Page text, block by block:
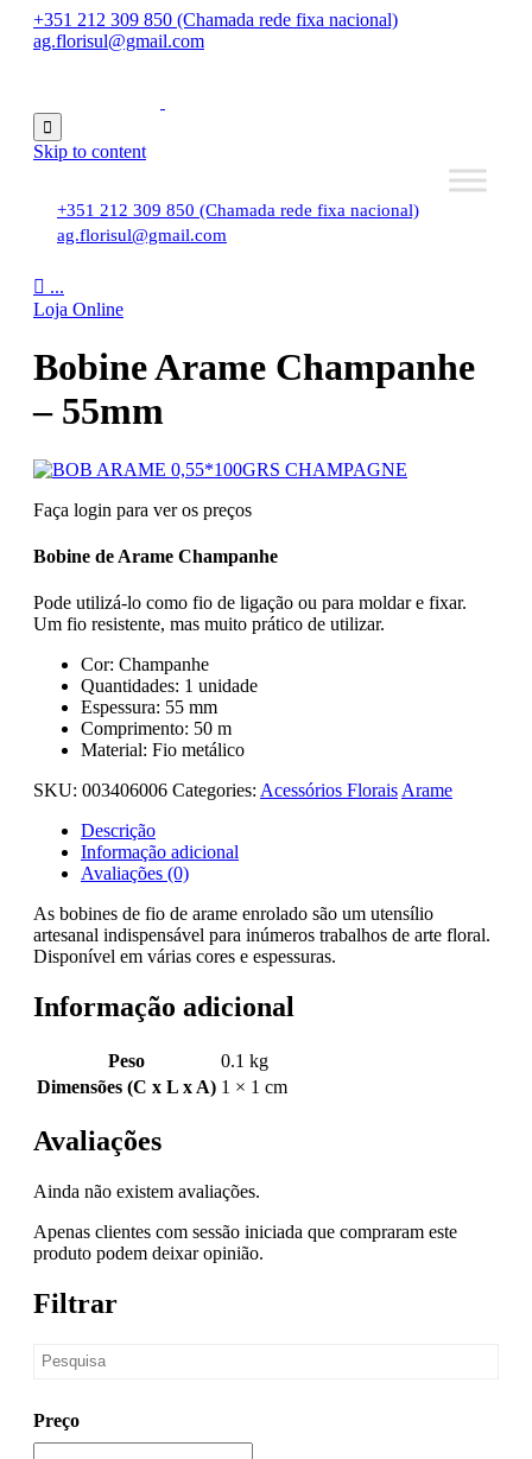
+351 212 309 850 (Chamada rede fixa nacional)
ag.florisul@gmail.com

Skip to content
+351 212 309 850 (Chamada rede fixa nacional)
ag.florisul@gmail.com
 ...
Loja Online
Bobine Arame Champanhe
– 55mm
Faça login para ver os preços
Bobine de Arame Champanhe
Pode utilizá-lo como fio de ligação ou para moldar e fixar.
Um fio resistente, mas muito prático de utilizar.
Cor: Champanhe
Quantidades: 1 unidade
Espessura: 55 mm
Comprimento: 50 m
Material: Fio metálico
SKU: 003406006 Categories: Acessórios FloraisArame
Descrição
Informação adicional
Avaliações (0)
As bobines de fio de arame enrolado são um utensílio
artesanal indispensável para inúmeros trabalhos de arte floral.
Disponível em várias cores e espessuras.
Informação adicional
Peso
0.1 kg
Dimensões (C x L x A) 1 × 1 cm
Avaliações
Ainda não existem avaliações.
Apenas clientes com sessão iniciada que compraram este
produto podem deixar opinião.
Filtrar
Preço